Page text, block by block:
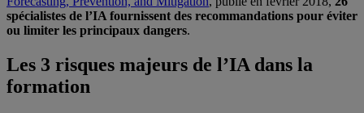
spécialistes de l’IA fournissent des recommandations pour éviter
ou limiter les principaux dangers.
Les 3 risques majeurs de l’IA dans la
formation